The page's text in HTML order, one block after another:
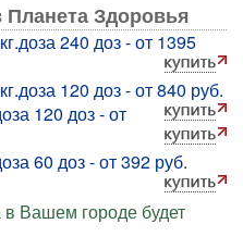
Здоровья
240 доз - от 1395
120 доз - от 840 руб.
120 доз - от
60 доз - от 392 руб.
Вашем городе будет